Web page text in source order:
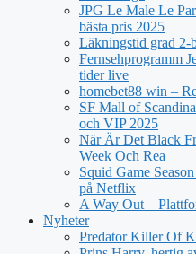
JPG Le Male Le
bästa pris 2025
Läkningstid grad 2-
Fernsehprogramm
tider live
homebet88 win –
SF Mall of
och VIP 2025
När Är Det Black
Week Och Rea
Squid Game
på Netflix
A Way Out –
Nyheter
Predator Killer Of